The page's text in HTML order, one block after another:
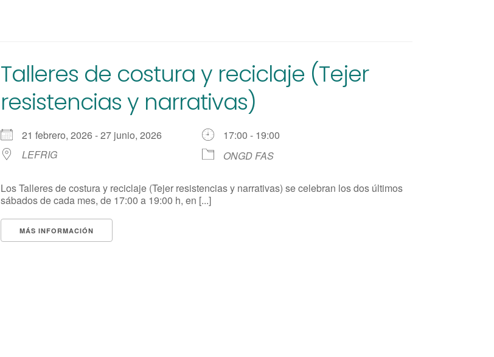
Talleres de costura y reciclaje (Tejer
resistencias y narrativas)
21 febrero, 2026 - 27 junio, 2026
17:00 - 19:00
LEFRIG
ONGD FAS
Los Talleres de costura y reciclaje (Tejer resistencias y narrativas) se celebran los dos últimos
sábados de cada mes, de 17:00 a 19:00 h, en [...]
MÁS INFORMACIÓN